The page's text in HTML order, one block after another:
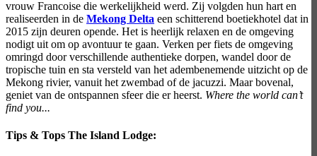
vrouw Francoise die werkelijkheid werd. Zij volgden hun hart en
realiseerden in de Mekong Delta een schitterend boetiekhotel dat in
2015 zijn deuren opende. Het is heerlijk relaxen en de omgeving
nodigt uit om op avontuur te gaan. Verken per fiets de omgeving
omringd door verschillende authentieke dorpen, wandel door de
tropische tuin en sta versteld van het adembenemende uitzicht op de
Mekong rivier, vanuit het zwembad of de jacuzzi. Maar bovenal,
geniet van de ontspannen sfeer die er heerst. Where the world can’t
find you...
Tips & Tops The Island Lodge: